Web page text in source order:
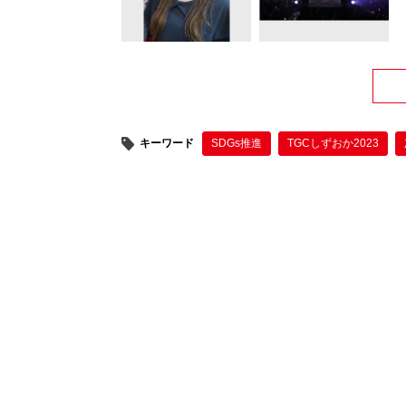
キーワード SDGs推進 TGCしずおか2023